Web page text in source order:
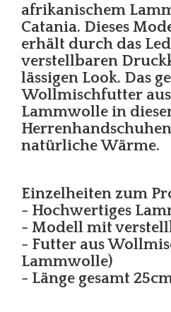
afrikanischem
Catania. Dieses
erhält durch das
verstellbaren
lässigen Look. Das
Wollmischfutter aus
Lammwolle in
natürliche Wärme.
Einzelheiten zum
- Hochwertiges
- Modell mit
- Futter aus
Lammwolle)
- Länge gesamt